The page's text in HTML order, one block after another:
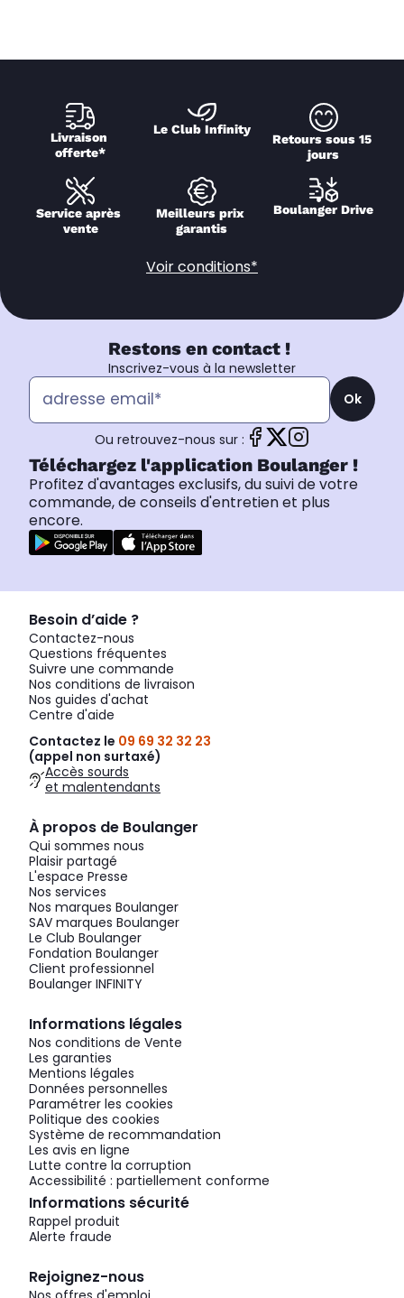
Livraison
offerte*
Le Club Infinity
Retours sous 15
jours
Service après
vente
Meilleurs prix
garantis
Boulanger Drive
Voir conditions*
Restons en contact !
Inscrivez-vous à la newsletter
Ok
Ou retrouvez-nous sur :
Téléchargez l'application Boulanger !
Profitez d'avantages exclusifs, du suivi de votre
commande, de conseils d'entretien et plus
encore.
Besoin d’aide ?
Contactez-nous
Questions fréquentes
Suivre une commande
Nos conditions de livraison
Nos guides d'achat
Centre d'aide
Contactez le 09 69 32 32 23
(appel non surtaxé)
Accès sourds
et malentendants
À propos de Boulanger
Qui sommes nous
Plaisir partagé
L'espace Presse
Nos services
Nos marques Boulanger
SAV marques Boulanger
Le Club Boulanger
Fondation Boulanger
Client professionnel
Boulanger INFINITY
Informations légales
Nos conditions de Vente
Les garanties
Mentions légales
Données personnelles
Paramétrer les cookies
Politique des cookies
Système de recommandation
Les avis en ligne
Lutte contre la corruption
Accessibilité : partiellement conforme
Informations sécurité
Rappel produit
Alerte fraude
Rejoignez-nous